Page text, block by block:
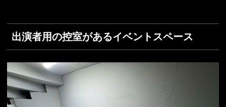
出演者用の控室があるイベントスペース